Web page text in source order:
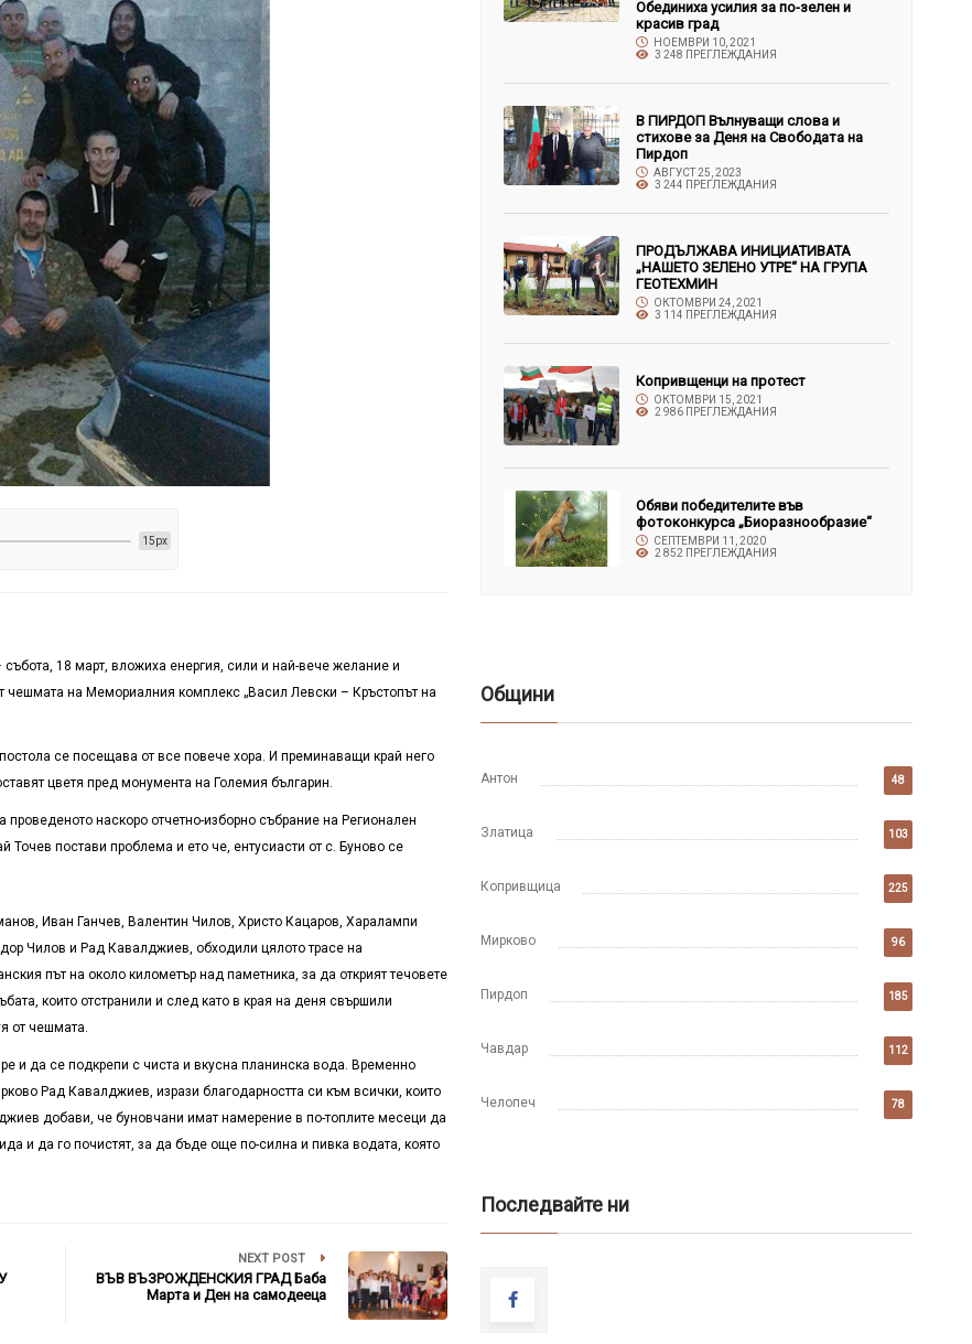
15px
18 март, вложиха енергия, сили и най-вече желание и
чешмата на Мемориалния комплекс „Васил Левски – Кръстопът на
се посещава от все повече хора. И преминаващи край него
цветя пред монумента на Големия българин.
наскоро отчетно-изборно събрание на Регионален
Точев постави проблема и ето че, ентусиасти от с. Буново се
Иван Ганчев, Валентин Чилов, Христо Кацаров, Харалампи
Чилов и Рад Кавалджиев, обходили цялото трасе на
път на около километър над паметника, за да открият течовете
които отстранили и след като в края на деня свършили
от чешмата.
и да се подкрепи с чиста и вкусна планинска вода. Временно
Рад Кавалджиев, изрази благодарността си към всички, които
добави, че буновчани имат намерение в по-топлите месеци да
и да го почистят, за да бъде още по-силна и пивка водата, която
NEXT POST
ВЪВ ВЪЗРОЖДЕНСКИЯ ГРАД Баба
Марта и Ден на самодееца
Обединиха усилия за по-зелен и
красив град
НОЕМВРИ 10, 2021
3 248 ПРЕГЛЕЖДАНИЯ
В ПИРДОП Вълнуващи слова и
стихове за Деня на Свободата на
Пирдоп
АВГУСТ 25, 2023
3 244 ПРЕГЛЕЖДАНИЯ
ПРОДЪЛЖАВА ИНИЦИАТИВАТА
„НАШЕТО ЗЕЛЕНО УТРЕ“ НА ГРУПА
ГЕОТЕХМИН
ОКТОМВРИ 24, 2021
3 114 ПРЕГЛЕЖДАНИЯ
Копривщенци на протест
ОКТОМВРИ 15, 2021
2 986 ПРЕГЛЕЖДАНИЯ
Обяви победителите във
фотоконкурса „Биоразнообразие“
СЕПТЕМВРИ 11, 2020
2 852 ПРЕГЛЕЖДАНИЯ
Общини
Антон 48
Златица 103
Копривщица 225
Мирково 96
Пирдоп 185
Чавдар 112
Челопеч 78
Последвайте ни